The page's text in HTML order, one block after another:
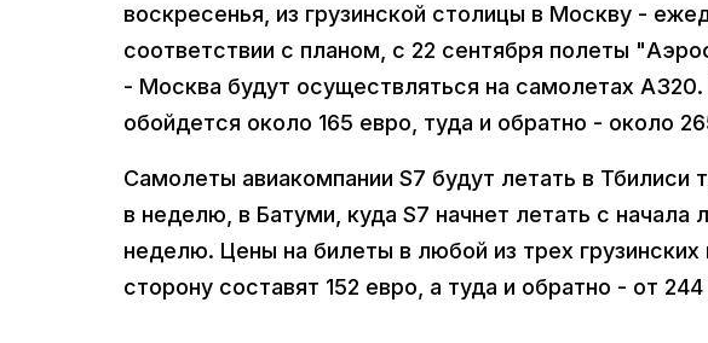
воскресенья, из грузинской столицы в Москву -
соответствии с планом, с 22 сентября полеты
- Москва будут осуществляться на самолетах
обойдется около 165 евро, туда и обратно - около
Самолеты авиакомпании S7 будут летать в Тбилиси
в неделю, в Батуми, куда S7 начнет летать с начала
неделю. Цены на билеты в любой из трех
сторону составят 152 евро, а туда и обратно - от